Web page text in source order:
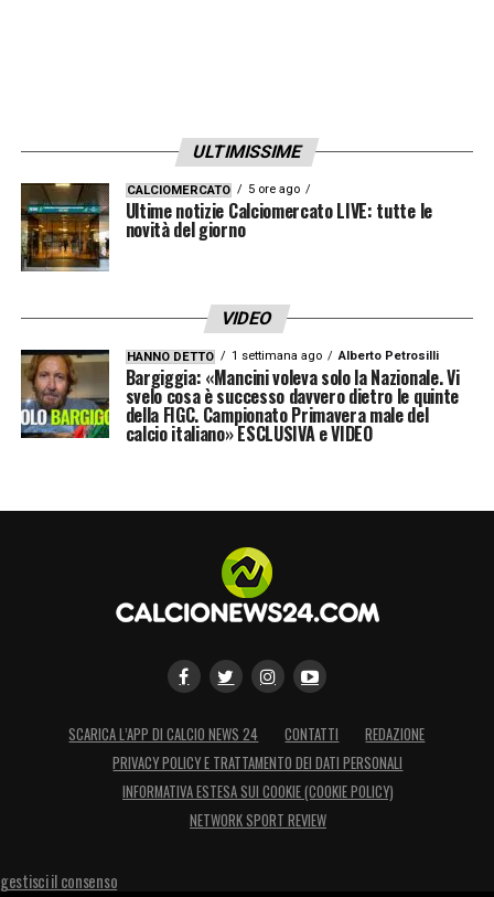
ULTIMISSIME
CALCIOMERCATO 5 ore ago
Ultime notizie Calciomercato LIVE: tutte le
novità del giorno
VIDEO
HANNO DETTO 1 settimana ago Alberto Petrosilli
Bargiggia: «Mancini voleva solo la Nazionale. Vi
svelo cosa è successo davvero dietro le quinte
della FIGC. Campionato Primavera male del
calcio italiano» ESCLUSIVA e VIDEO
SCARICA L’APP DI CALCIO NEWS 24 CONTATTI
REDAZIONE
PRIVACY POLICY E TRATTAMENTO DEI DATI PERSONALI
INFORMATIVA ESTESA SUI COOKIE (COOKIE POLICY)
NETWORK SPORT REVIEW
gestisci il consenso